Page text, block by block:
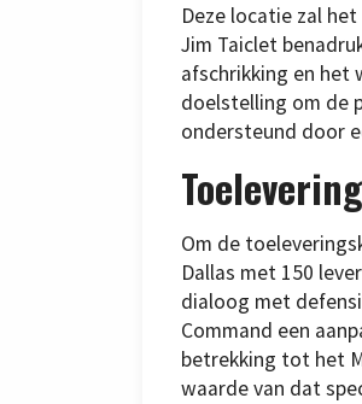
Deze locatie zal
Jim Taiclet
afschrikking en het
doelstelling om de
ondersteund door
Om de
Dallas met 150
dialoog met
Command een
betrekking tot het
waarde van dat